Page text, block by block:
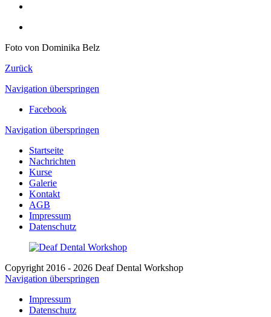
Foto von Dominika Belz
Zurück
Navigation überspringen
Facebook
Navigation überspringen
Startseite
Nachrichten
Kurse
Galerie
Kontakt
AGB
Impressum
Datenschutz
Copyright 2016 - 2026 Deaf Dental Workshop
Navigation überspringen
Impressum
Datenschutz